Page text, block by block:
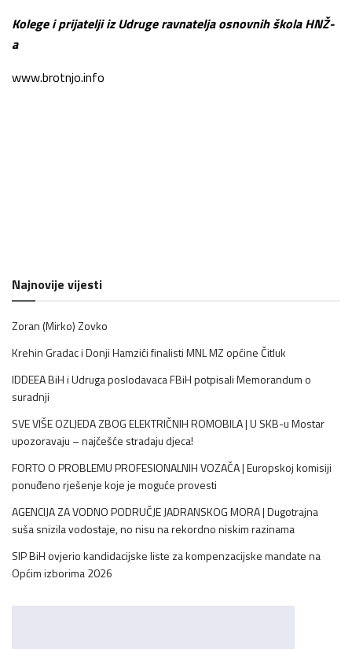
Kolege i prijatelji iz Udruge ravnatelja osnovnih škola HNŽ-
a
www.brotnjo.info
Najnovije vijesti
Zoran (Mirko) Zovko
Krehin Gradac i Donji Hamzići finalisti MNL MZ općine Čitluk
IDDEEA BiH i Udruga poslodavaca FBiH potpisali Memorandum o
suradnji
SVE VIŠE OZLJEDA ZBOG ELEKTRIČNIH ROMOBILA | U SKB-u Mostar
upozoravaju – najčešće stradaju djeca!
FORTO O PROBLEMU PROFESIONALNIH VOZAČA | Europskoj komisiji
ponuđeno rješenje koje je moguće provesti
AGENCIJA ZA VODNO PODRUČJE JADRANSKOG MORA | Dugotrajna
suša snizila vodostaje, no nisu na rekordno niskim razinama
SIP BiH ovjerio kandidacijske liste za kompenzacijske mandate na
Općim izborima 2026